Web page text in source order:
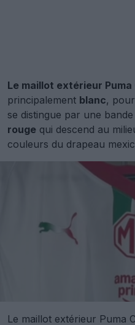
Le maillot extérieur
principalement blanc,
se distingue par une
rouge qui descend au
couleurs du drapeau
Le maillot extérieur Puma